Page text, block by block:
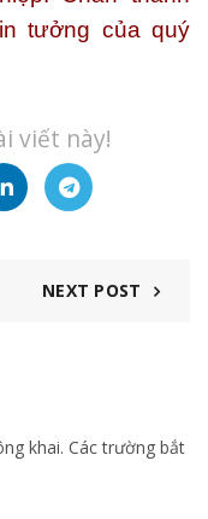
tưởng của quý
viết này!
NEXT POST
khai. Các trường bắt